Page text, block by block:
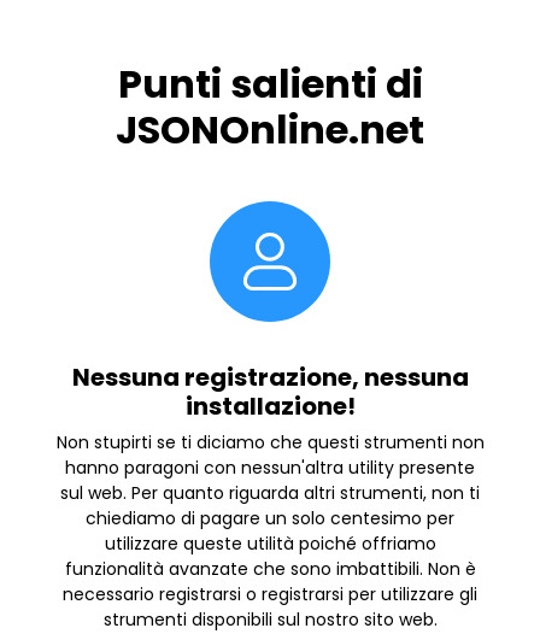
Punti salienti di
JSONOnline.net
Nessuna registrazione, nessuna
installazione!
Non stupirti se ti diciamo che questi strumenti non
hanno paragoni con nessun'altra utility presente
sul web. Per quanto riguarda altri strumenti, non ti
chiediamo di pagare un solo centesimo per
utilizzare queste utilità poiché offriamo
funzionalità avanzate che sono imbattibili. Non è
necessario registrarsi o registrarsi per utilizzare gli
strumenti disponibili sul nostro sito web.